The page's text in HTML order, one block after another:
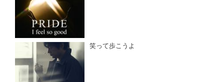
笑って歩こうよ